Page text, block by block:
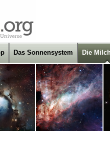
Das Sonnensystem Die